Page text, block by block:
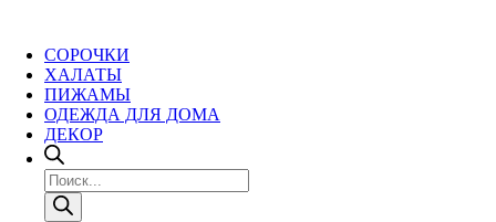
СОРОЧКИ
ХАЛАТЫ
ПИЖАМЫ
ОДЕЖДА ДЛЯ ДОМА
ДЕКОР
Поиск
товаров